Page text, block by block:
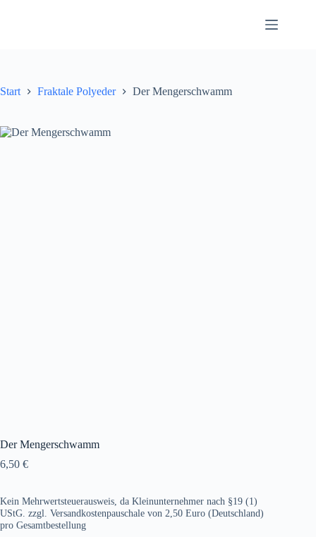
Start Fraktale Polyeder Der Mengerschwamm
Der Mengerschwamm
6,50 €
Kein Mehrwertsteuerausweis, da Kleinunternehmer nach §19 (1)
UStG. zzgl. Versandkostenpauschale von 2,50 Euro (Deutschland)
pro Gesamtbestellung